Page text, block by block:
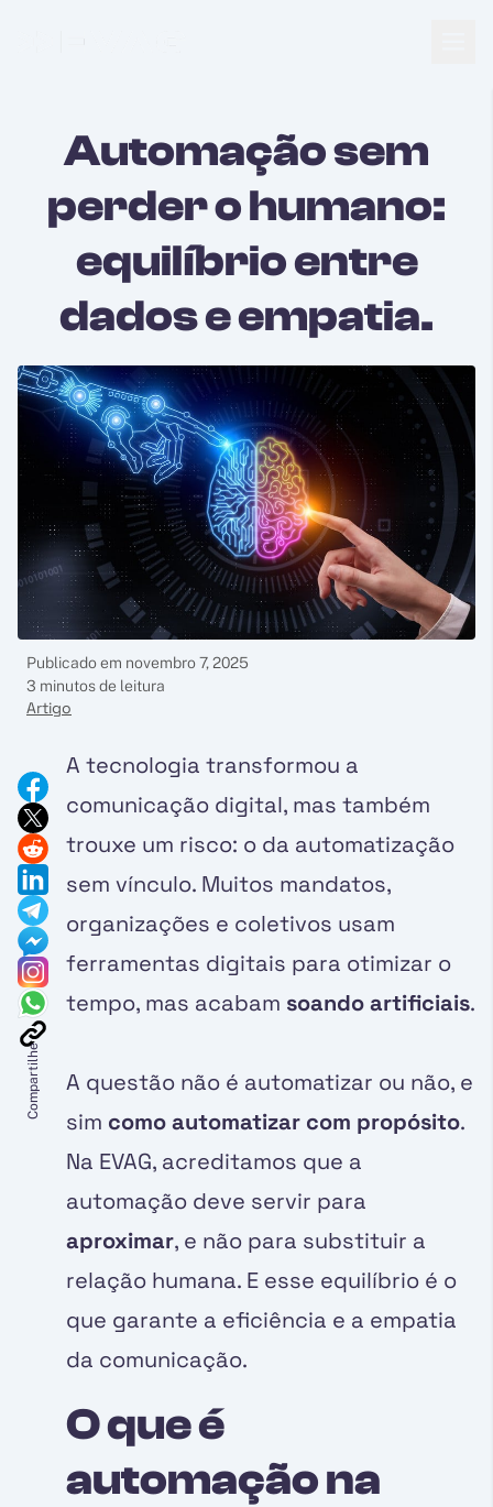
Automação sem
perder o humano:
equilíbrio entre
dados e empatia.
Publicado em novembro 7, 2025
3 minutos de leitura
Artigo
Compartilhe
A tecnologia transformou a
comunicação digital, mas também
trouxe um risco: o da automatização
sem vínculo. Muitos mandatos,
organizações e coletivos usam
ferramentas digitais para otimizar o
tempo, mas acabam soando artificiais.
A questão não é automatizar ou não, e
sim como automatizar com propósito.
Na EVAG, acreditamos que a
automação deve servir para
aproximar, e não para substituir a
relação humana. E esse equilíbrio é o
que garante a eficiência e a empatia
da comunicação.
O que é
automação na